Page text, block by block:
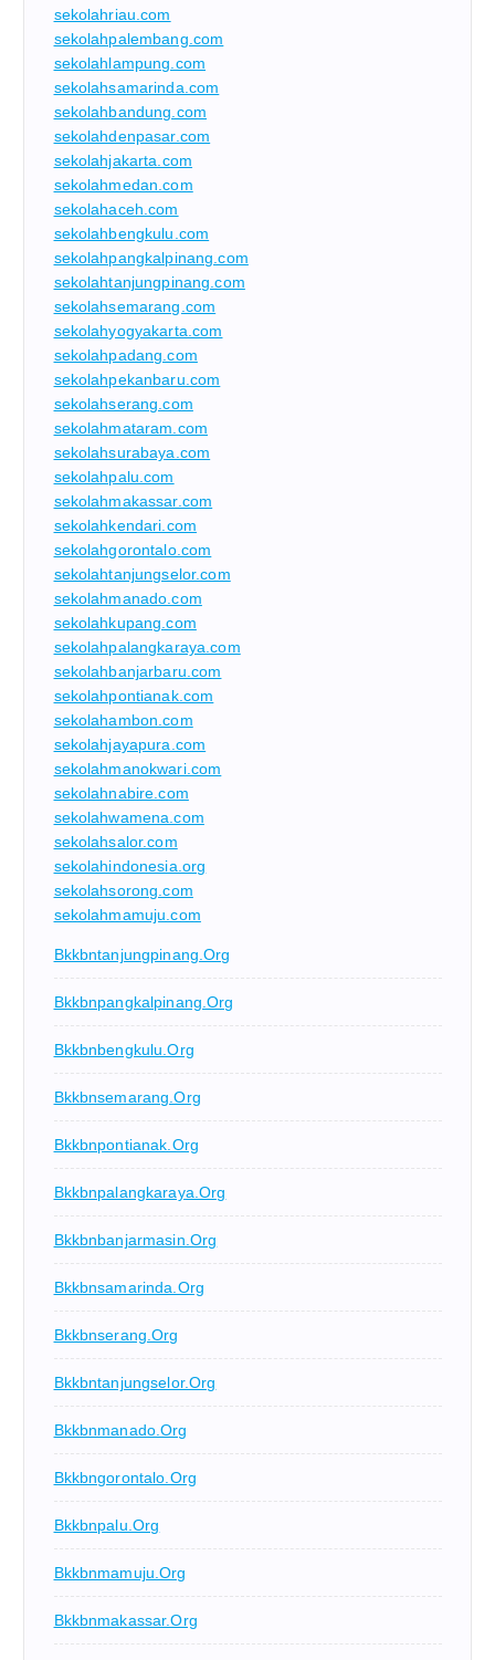
sekolahriau.com
sekolahpalembang.com
sekolahlampung.com
sekolahsamarinda.com
sekolahbandung.com
sekolahdenpasar.com
sekolahjakarta.com
sekolahmedan.com
sekolahaceh.com
sekolahbengkulu.com
sekolahpangkalpinang.com
sekolahtanjungpinang.com
sekolahsemarang.com
sekolahyogyakarta.com
sekolahpadang.com
sekolahpekanbaru.com
sekolahserang.com
sekolahmataram.com
sekolahsurabaya.com
sekolahpalu.com
sekolahmakassar.com
sekolahkendari.com
sekolahgorontalo.com
sekolahtanjungselor.com
sekolahmanado.com
sekolahkupang.com
sekolahpalangkaraya.com
sekolahbanjarbaru.com
sekolahpontianak.com
sekolahambon.com
sekolahjayapura.com
sekolahmanokwari.com
sekolahnabire.com
sekolahwamena.com
sekolahsalor.com
sekolahindonesia.org
sekolahsorong.com
sekolahmamuju.com
Bkkbntanjungpinang.org
Bkkbnpangkalpinang.org
Bkkbnbengkulu.org
Bkkbnsemarang.org
Bkkbnpontianak.org
Bkkbnpalangkaraya.org
Bkkbnbanjarmasin.org
Bkkbnsamarinda.org
Bkkbnserang.org
Bkkbntanjungselor.org
Bkkbnmanado.org
Bkkbngorontalo.org
Bkkbnpalu.org
Bkkbnmamuju.org
Bkkbnmakassar.org